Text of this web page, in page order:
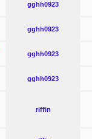
gghh0923
gghh0923
gghh0923
gghh0923
riffin